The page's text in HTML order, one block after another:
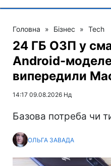
Головна » Бізнес » Tech
24 ГБ ОЗП у
Android-
випередили
14:17 09.08.2026 Нд
Базова потреба чи
ОЛЬГА ЗАВАДА